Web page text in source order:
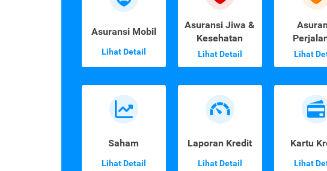
Asuransi Mobil
Lihat Detail
Asuransi Jiwa &
Kesehatan
Lihat Detail Lihat
Saham
Lihat Detail
Laporan Kredit
Lihat Detail
Kartu
Lihat